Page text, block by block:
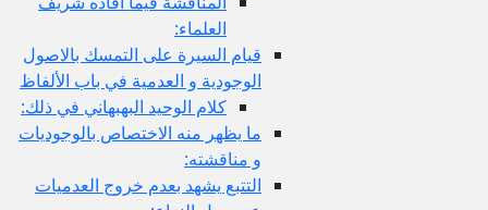
العلماء:
قيام السيرة على التمسك بالاصول
الوجودية و العدمية في باب الألفاظ
كلام الوحيد البهبهاني في ذلك:
ما يظهر منه الاختصاص بالوجوديات
و مناقشته:
التتبع يشهد بعدم خروج العدميات